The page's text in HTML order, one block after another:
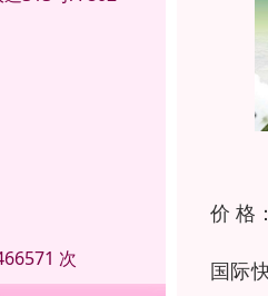
次
价 格：
国际